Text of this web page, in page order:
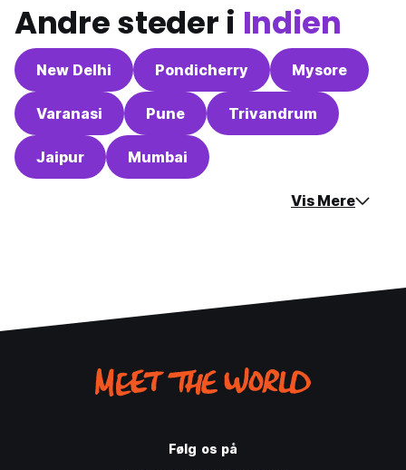
Andre steder i Indien
New Delhi Pondicherry Mysore
Varanasi Pune Trivandrum
Jaipur Mumbai
Vis Mere
Følg os på